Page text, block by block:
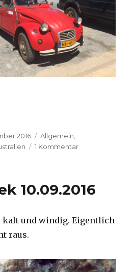
2016 Kategorien
Allgemein
1 Kommentarzu
10.09.2016
kalt und windig. Eigentlich
raus.